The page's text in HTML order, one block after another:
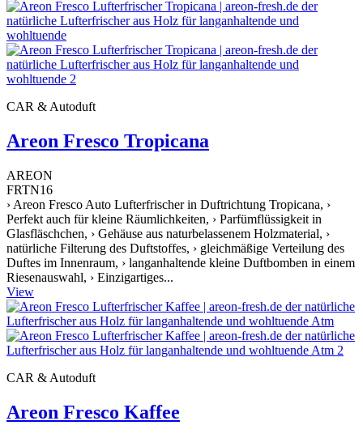
CAR & Autoduft
Areon Fresco Tropicana
AREON
FRTN16
› Areon Fresco Auto Lufterfrischer in Duftrichtung Tropicana, ›
Perfekt auch für kleine Räumlichkeiten, › Parfümflüssigkeit in
Glasfläschchen, › Gehäuse aus naturbelassenem Holzmaterial, ›
natürliche Filterung des Duftstoffes, › gleichmäßige Verteilung des
Duftes im Innenraum, › langanhaltende kleine Duftbomben in einem
Riesenauswahl, › Einzigartiges...
View
CAR & Autoduft
Areon Fresco Kaffee